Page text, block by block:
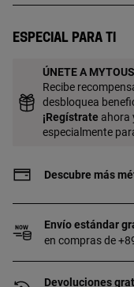
espesor. Esta
Especial para ti
ÚNETE A MYTOUS
Recibe
desbloquea
¡Regístrate ahora
especialmente
Descubre más
Envío estándar
en compras de
Devoluciones